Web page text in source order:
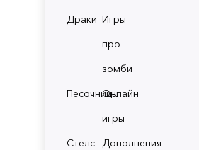
Драки Игры
про
зомби
ПесочницыОнлайн
игры
Стелс
Дополнения